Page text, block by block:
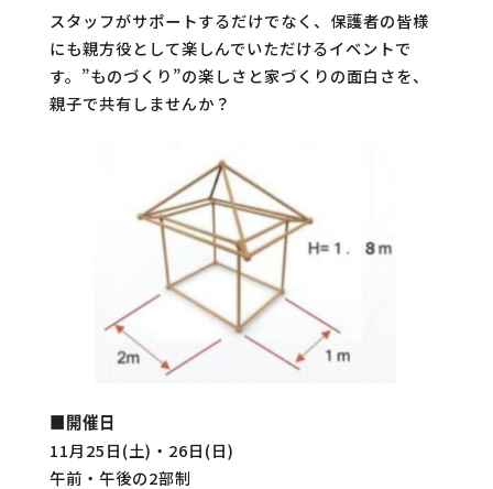
スタッフがサポートするだけでなく、保護者の皆様
にも親方役として楽しんでいただけるイベントで
す。”ものづくり”の楽しさと家づくりの面白さを、
親子で共有しませんか？
■開催日
11月25日(土)・26日(日)
午前・午後の2部制